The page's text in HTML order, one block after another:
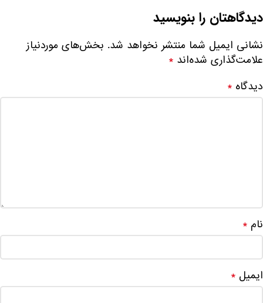
دیدگاهتان را بنویسید
نشانی ایمیل شما منتشر نخواهد شد. بخش‌های موردنیاز
علامت‌گذاری شده‌اند *
دیدگاه *
نام *
ایمیل *